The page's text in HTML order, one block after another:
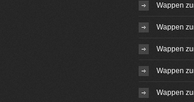
Wappen
Wappen
Wappen
Wappen
Wappen